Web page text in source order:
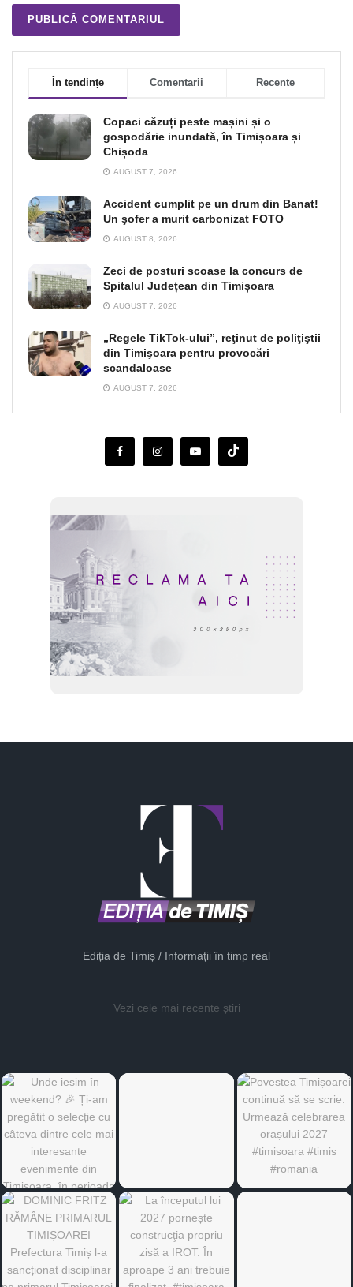
În tendințe Comentarii Recente
Copaci căzuți peste mașini și o
gospodărie inundată, în Timișoara și
Chișoda
AUGUST 7, 2026
Accident cumplit pe un drum din Banat!
Un şofer a murit carbonizat FOTO
AUGUST 8, 2026
Zeci de posturi scoase la concurs de
Spitalul Județean din Timișoara
AUGUST 7, 2026
„Regele TikTok-ului”, reţinut de poliţiştii
din Timişoara pentru provocări
scandaloase
AUGUST 7, 2026
Ediția de Timiș / Informații în timp real
Vezi cele mai recente știri